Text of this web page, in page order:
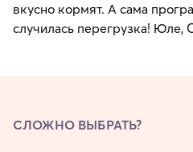
вкусно кормят. А сама
случилась перегрузка! Юле,
СЛОЖНО ВЫБРАТЬ?